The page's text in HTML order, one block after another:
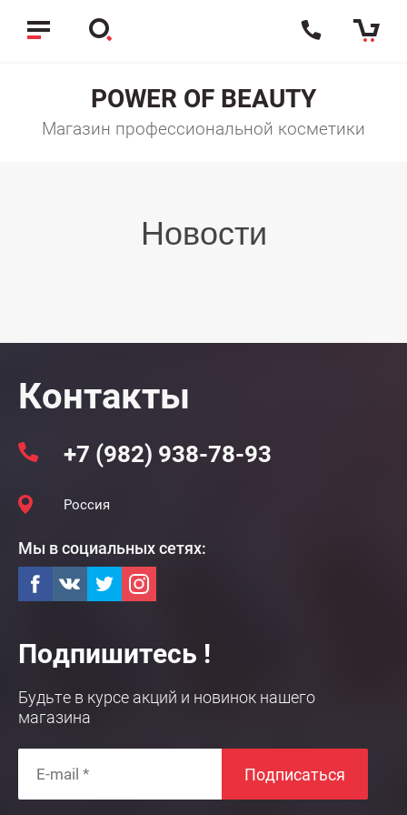
POWER OF BEAUTY
Магазин профессиональной косметики
Новости
Подпишитесь !
Будьте в курсе акций и новинок нашего
магазина
Подписаться
Контакты
+7 (982) 938-78-93
Россия
Мы в социальных сетях: